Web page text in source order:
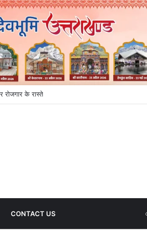
रोजगार के रास्ते
CONTACT US